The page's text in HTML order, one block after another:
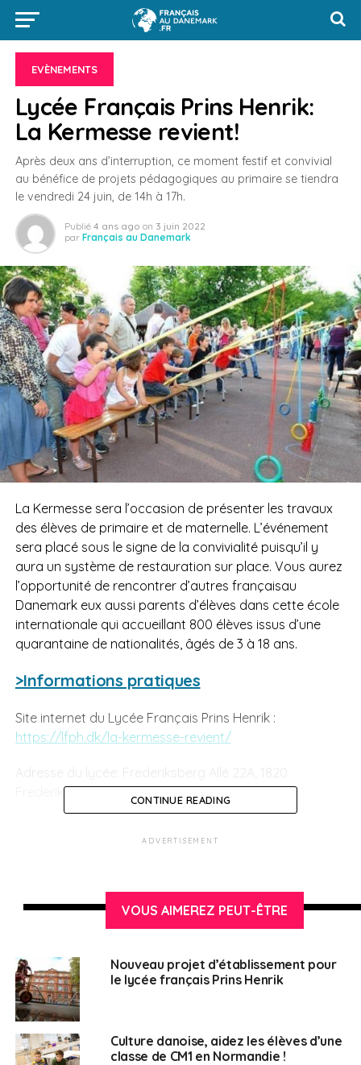
EVÈNEMENTS
Lycée Français Prins Henrik:
La Kermesse revient!
Après deux ans d’interruption, ce moment festif et convivial
au bénéfice de projets pédagogiques au primaire se tiendra
le vendredi 24 juin, de 14h à 17h.
Publié 4 ans ago on 3 juin 2022
par Français au Danemark
La Kermesse sera l’occasion de présenter les travaux
des élèves de primaire et de maternelle. L’événement
sera placé sous le signe de la convivialité puisqu’il y
aura un système de restauration sur place. Vous aurez
l’opportunité de rencontrer d’autres françaisau
Danemark eux aussi parents d’élèves dans cette école
internationale qui accueillant 800 élèves issus d’une
quarantaine de nationalités, âgés de 3 à 18 ans.
>Informations pratiques
Site internet du Lycée Français Prins Henrik :
https://lfph.dk/la-kermesse-revient/
Frederiksberg, Danemark
Français au Danemark
CONTINUE READING
ADVERTISEMENT
VOUS AIMEREZ PEUT-ÊTRE
Nouveau projet d’établissement pour
le lycée français Prins Henrik
Culture danoise, aidez les élèves d’une
classe de CM1 en Normandie !